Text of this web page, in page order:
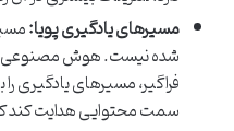
مسیرهای یادگیری پویا:
شده نیست. هوش مصنوعی
فراگیر، مسیرهای یادگیری
سمت محتوایی هدایت کند که